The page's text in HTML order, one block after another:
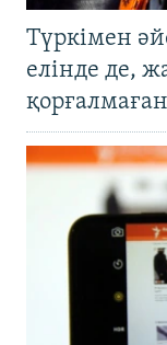
Түркімен
елінде де,
қорғалмаған